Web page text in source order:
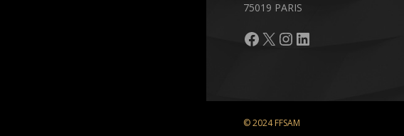
75019 PARIS
Facebook
X Instagram
LinkedIn
© 2024 FFSAM